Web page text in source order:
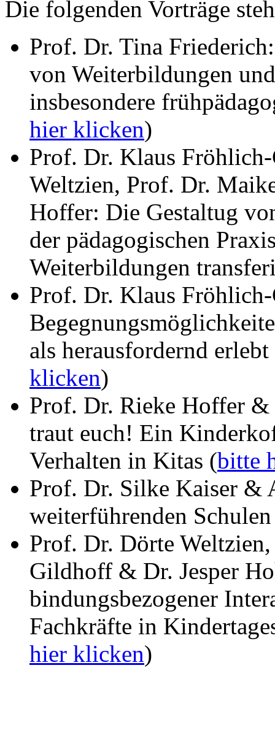
Die folgenden Vorträge
Prof. Dr. Tina
von Weiterbildungen
insbesondere
hier klicken)
Prof. Dr. Klaus
Weltzien, Prof. Dr.
Hoffer: Die Gestaltug
der pädagogischen
Weiterbildungen
Prof. Dr. Klaus
als herausfordernd
klicken)
Prof. Dr. Rieke Hoffer
traut euch! Ein
Verhalten in Kitas (bitte
Prof. Dr. Silke Kaiser &
weiterführenden
Prof. Dr. Dörte
Gildhoff & Dr. Jesper
bindungsbezogener
Fachkräfte in
hier klicken)